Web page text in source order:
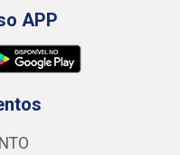
APP